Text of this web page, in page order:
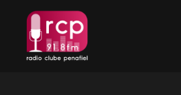
content